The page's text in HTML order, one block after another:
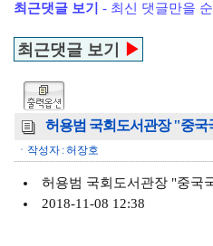
최근댓글 보기 - 최신 댓글만을
최근댓글 보기 ▶
허용범 국회도서관장 "중국
ㆍ작성자 : 허장호
허용범 국회도서관장 "중국
2018-11-08 12:38